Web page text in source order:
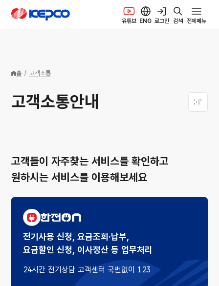
본문 바로가기
한국전력공사 로고
유튜브 ENG 로그인 검색 전체메뉴
홈 / 고객소통
고객소통안내
고객들이 자주찾는 서비스를 확인하고
원하시는 서비스를 이용해보세요
전기사용 신청, 요금조회·납부,
요금할인 신청, 이사정산 등 업무처리
24시간 전기상담 고객센터 국번없이 123